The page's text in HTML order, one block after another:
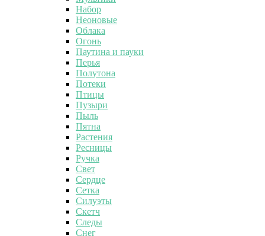
Набор
Неоновые
Облака
Огонь
Паутина и пауки
Перья
Полутона
Потеки
Птицы
Пузыри
Пыль
Пятна
Растения
Ресницы
Ручка
Свет
Сердце
Сетка
Силуэты
Скетч
Следы
Снег